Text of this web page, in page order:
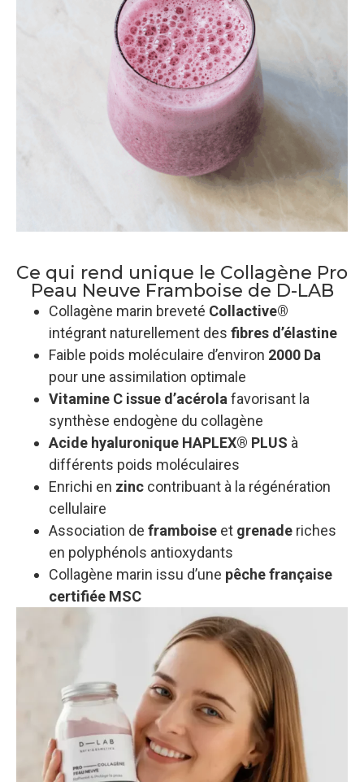
Ce qui rend unique le Collagène Pro
Peau Neuve Framboise de D-LAB
Collagène marin breveté Collactive®
intégrant naturellement des fibres d’élastine
Faible poids moléculaire d’environ 2000 Da
pour une assimilation optimale
Vitamine C issue d’acérola favorisant la
synthèse endogène du collagène
Acide hyaluronique HAPLEX® PLUS à
différents poids moléculaires
Enrichi en zinc contribuant à la régénération
cellulaire
Association de framboise et grenade riches
en polyphénols antioxydants
Collagène marin issu d’une pêche française
certifiée MSC